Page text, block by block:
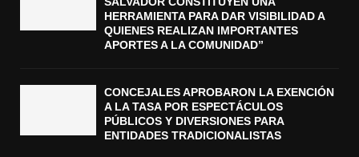
HERRAMIENTA PARA DAR VISIBILIDAD A
QUIENES REALIZAN IMPORTANTES
APORTES A LA COMUNIDAD”
CONCEJALES APROBARON LA EXENCIÓN
A LA TASA POR ESPECTÁCULOS
PÚBLICOS Y DIVERSIONES PARA
ENTIDADES TRADICIONALISTAS